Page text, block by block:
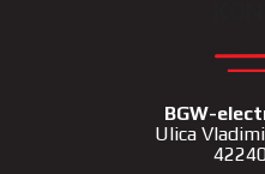
BGW-
Ulica